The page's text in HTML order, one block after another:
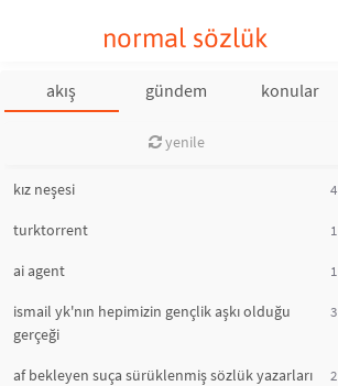
normal sözlük
akış gündem konular
yenile
kız neşesi 4
turktorrent 1
ai agent 1
ismail yk'nın hepimizin gençlik aşkı olduğu
gerçeği
3
af bekleyen suça sürüklenmiş sözlük yazarları 2